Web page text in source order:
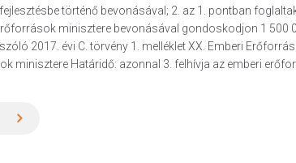
search or ESC to close
történő bevonásával; 2. az 1. pontban
minisztere bevonásával gondoskodjon 1
2017. évi C. törvény 1. melléklet XX. Emberi
minisztere Határidő: azonnal 3. felhívja az emberi